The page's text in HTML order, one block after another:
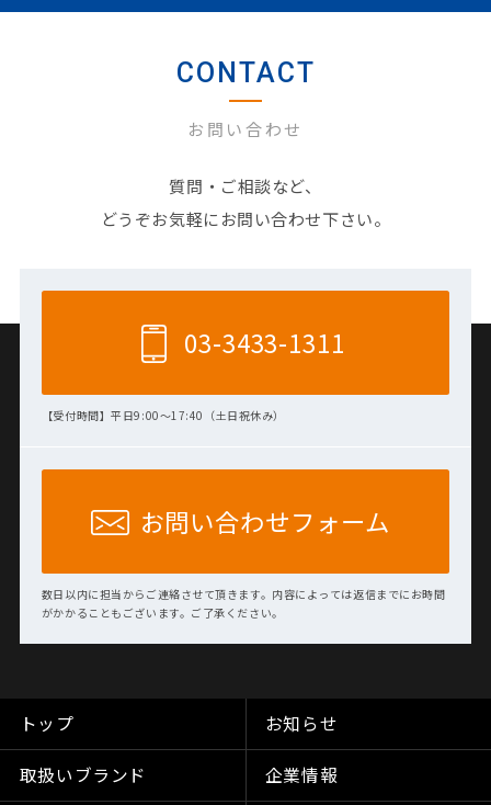
CONTACT
お問い合わせ
質問・ご相談など、
どうぞお気軽にお問い合わせ下さい。
03-3433-1311
【受付時間】平日9:00～17:40（土日祝休み）
お問い合わせフォーム
数日以内に担当からご連絡させて頂きます。内容によっては返信までにお時間
がかかることもございます。ご了承ください。
トップ お知らせ
取扱いブランド 企業情報